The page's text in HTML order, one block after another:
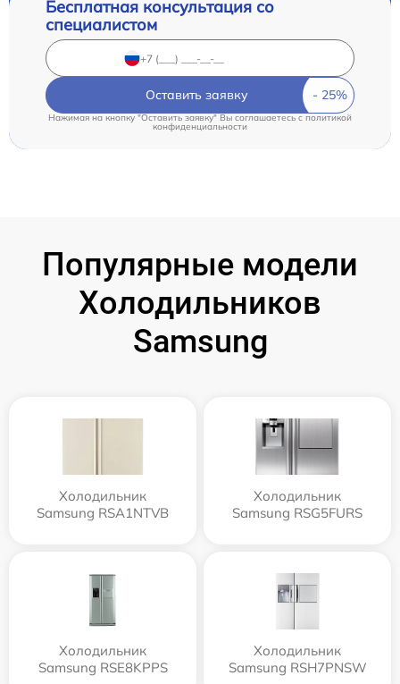
Бесплатная консультация со
специалистом
Оставить заявку
Нажимая на кнопку "Оставить заявку" Вы соглашаетесь c политикой
конфиденциальности
Популярные модели
Холодильников
Samsung
Холодильник
Samsung RSA1NTVB
Холодильник
Samsung RSG5FURS
Холодильник
Samsung RSE8KPPS
Холодильник
Samsung RSH7PNSW